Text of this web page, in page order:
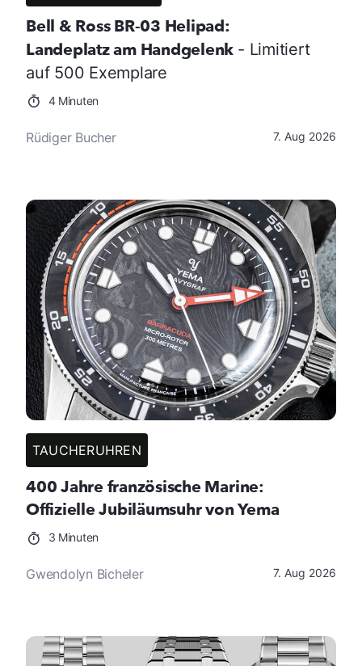
Bell & Ross BR-03 Helipad:
Landeplatz am Handgelenk - Limitiert
auf 500 Exemplare
4 Minuten
Rüdiger Bucher 7. Aug 2026
TAUCHERUHREN
400 Jahre französische Marine:
Offizielle Jubiläumsuhr von Yema
3 Minuten
Gwendolyn Bicheler 7. Aug 2026